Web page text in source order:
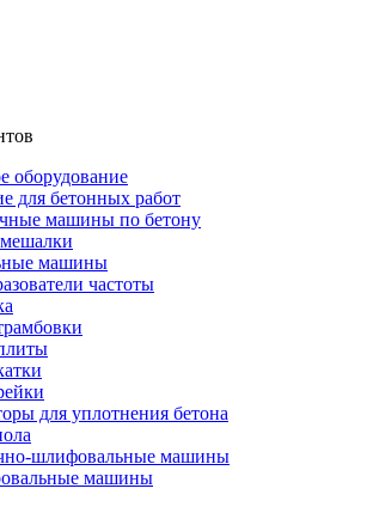
оборудование
для бетонных работ
машины по бетону
машины
частоты
для уплотнения бетона
шлифовальные машины
машины